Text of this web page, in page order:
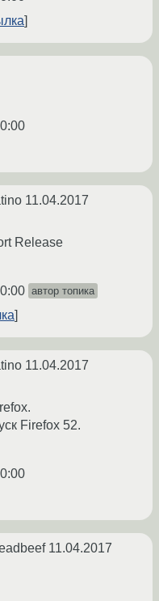
11.04.2017
Release
автор топика
11.04.2017
Firefox 52.
11.04.2017